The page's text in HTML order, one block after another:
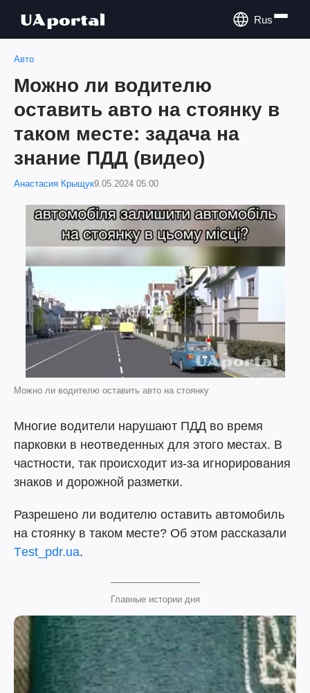
Rus
Авто
Можно ли водителю
оставить авто на стоянку в
таком месте: задача на
знание ПДД (видео)
Анастасия Крыщук9.05.2024 05:00
Можно ли водителю оставить авто на стоянку
Многие водители нарушают ПДД во время
парковки в неотведенных для этого местах. В
частности, так происходит из-за игнорирования
знаков и дорожной разметки.
Разрешено ли водителю оставить автомобиль
на стоянку в таком месте? Об этом рассказали
Тest_pdr.ua.
Главные истории дня